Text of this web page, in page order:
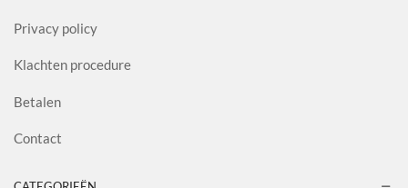
Privacy policy
Klachten procedure
Betalen
Contact